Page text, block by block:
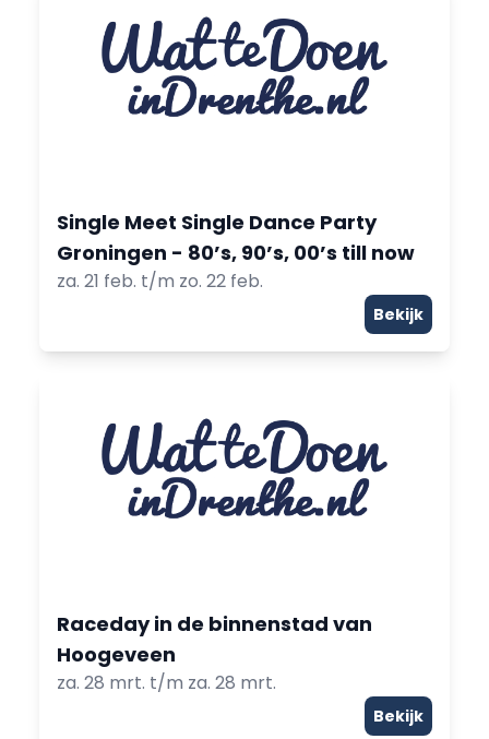
Single Meet Single Dance Party
Groningen - 80’s, 90’s, 00’s till now
za. 21 feb. t/m zo. 22 feb.
Bekijk
Raceday in de binnenstad van
Hoogeveen
za. 28 mrt. t/m za. 28 mrt.
Bekijk